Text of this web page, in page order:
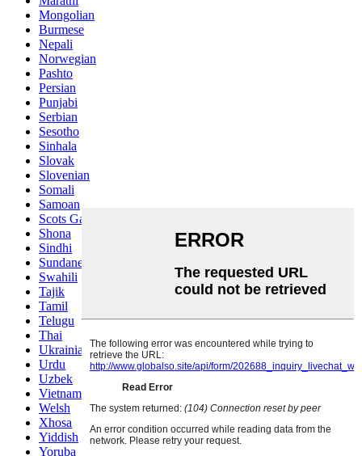
Mongolian
Burmese
Nepali
Norwegian
Pashto
Persian
Punjabi
Serbian
Sesotho
Sinhala
Slovak
Slovenian
Somali
Samoan
Scots Gaelic
Shona
Sindhi
Sundanese
Swahili
Tajik
Tamil
Telugu
Thai
Ukrainian
Urdu
Uzbek
Vietnamese
Welsh
Xhosa
Yiddish
Yoruba